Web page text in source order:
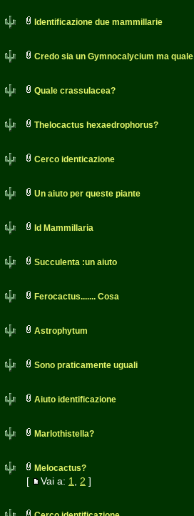
Identificazione due mammillarie
Credo sia un Gymnocalycium ma quale
Quale crassulacea?
Thelocactus hexaedrophorus?
Cerco identicazione
Un aiuto per queste piante
Id Mammillaria
Succulenta :un aiuto
Ferocactus....... Cosa
Astrophytum
Sono praticamente uguali
Aiuto identificazione
Marlothistella?
Melocactus?
[ Vai a: 1 2 ]